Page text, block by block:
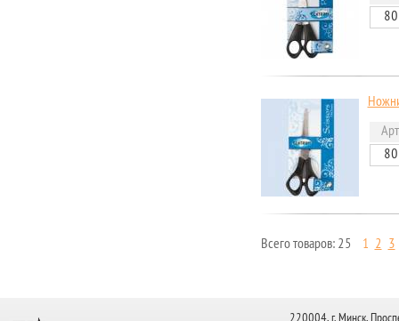
Всего товаров: 25 1 2 3